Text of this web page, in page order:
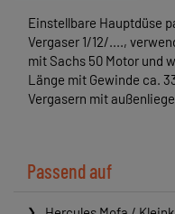
Einstellbare Hauptdüse
Vergaser 1/12/....,
mit Sachs 50 Motor und
Länge mit Gewinde ca.
Vergasern mit
Passend auf